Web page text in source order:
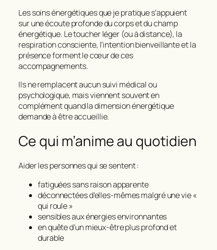
Les soins énergétiques que je pratique s’appuient
sur une écoute profonde du corps et du champ
énergétique. Le toucher léger (ou à distance), la
respiration consciente, l’intention bienveillante et la
présence forment le cœur de ces
accompagnements.
Ils ne remplacent aucun suivi médical ou
psychologique, mais viennent souvent en
complément quand la dimension énergétique
demande à être accueillie.
Ce qui m’anime au quotidien
Aider les personnes qui se sentent :
fatiguées sans raison apparente
déconnectées d’elles-mêmes malgré une vie «
qui roule »
sensibles aux énergies environnantes
en quête d’un mieux-être plus profond et
durable